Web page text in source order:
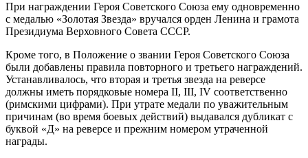
При награждении Героя Советского Союза ему одновременно
с медалью «Золотая Звезда» вручался орден Ленина и грамота
Президиума Верховного Совета СССР.
Кроме того, в Положение о звании Героя Советского Союза
были добавлены правила повторного и третьего награждений.
Устанавливалось, что вторая и третья звезда на реверсе
должны иметь порядковые номера II, III, IV соответственно
(римскими цифрами). При утрате медали по уважительным
причинам (во время боевых действий) выдавался дубликат с
буквой «Д» на реверсе и прежним номером утраченной
награды.